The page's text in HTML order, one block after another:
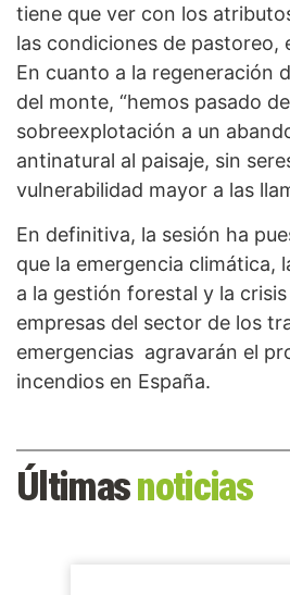
tiene que ver con los
las condiciones de pastoreo,
En cuanto a la regeneración
del monte, “hemos pasado
sobreexplotación a un
antinatural al paisaje, sin
vulnerabilidad mayor a las
En definitiva, la sesión ha
que la emergencia climática,
a la gestión forestal y la
empresas del sector de los
emergencias agravarán el
incendios en España.
Últimasnoticias